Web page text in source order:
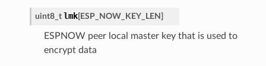
uint8_t lmk[ESP_NOW_KEY_LEN ]
ESPNOW peer local master key that is used to
encrypt data